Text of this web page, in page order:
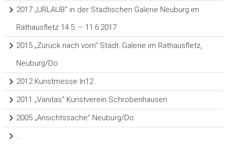
2017 „URLAUB“ in der Städtischen Galerie Neuburg im
Rathausfletz 14.5. – 11.6.2017
2015 „Zurück nach vorn“ Städt. Galerie im Rathausfletz,
Neuburg/Do.
2012 Kunstmesse In12
2011 „Vanitas“ Kunstverein Schrobenhausen
2005 „Ansichtssache“ Neuburg/Do.
…